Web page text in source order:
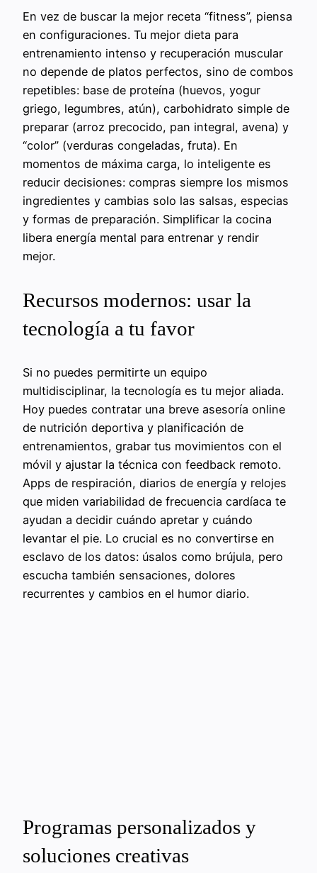
En vez de buscar la mejor receta “fitness”, piensa
en configuraciones. Tu mejor dieta para
entrenamiento intenso y recuperación muscular
no depende de platos perfectos, sino de combos
repetibles: base de proteína (huevos, yogur
griego, legumbres, atún), carbohidrato simple de
preparar (arroz precocido, pan integral, avena) y
“color” (verduras congeladas, fruta). En
momentos de máxima carga, lo inteligente es
reducir decisiones: compras siempre los mismos
ingredientes y cambias solo las salsas, especias
y formas de preparación. Simplificar la cocina
libera energía mental para entrenar y rendir
mejor.
Recursos modernos: usar la
tecnología a tu favor
Si no puedes permitirte un equipo
multidisciplinar, la tecnología es tu mejor aliada.
Hoy puedes contratar una breve asesoría online
de nutrición deportiva y planificación de
entrenamientos, grabar tus movimientos con el
móvil y ajustar la técnica con feedback remoto.
Apps de respiración, diarios de energía y relojes
que miden variabilidad de frecuencia cardíaca te
ayudan a decidir cuándo apretar y cuándo
levantar el pie. Lo crucial es no convertirse en
esclavo de los datos: úsalos como brújula, pero
escucha también sensaciones, dolores
recurrentes y cambios en el humor diario.
Programas personalizados y
soluciones creativas